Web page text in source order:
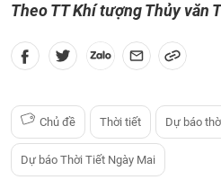
Theo TT Khí tượng Thủy văn
Chủ đề Thời tiết Dự báo
Dự báo Thời Tiết Ngày Mai